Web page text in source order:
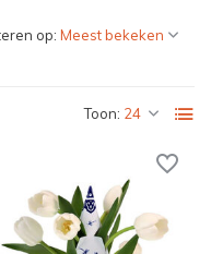
Toon:
op: